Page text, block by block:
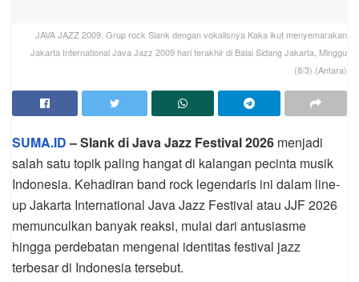
JAVA JAZZ 2009. Grup rock Slank dengan vokalisnya Kaka ikut menyemarakan
Jakarta International Java Jazz 2009 hari terakhir di Balai Sidang Jakarta, Minggu
(8/3).(Antara)
SUMA.ID– Slank di Java Jazz Festival 2026 menjadi
salah satu topik paling hangat di kalangan pecinta musik
Indonesia. Kehadiran band rock legendaris ini dalam line-
up Jakarta International Java Jazz Festival atau JJF 2026
memunculkan banyak reaksi, mulai dari antusiasme
hingga perdebatan mengenai identitas festival jazz
terbesar di Indonesia tersebut.